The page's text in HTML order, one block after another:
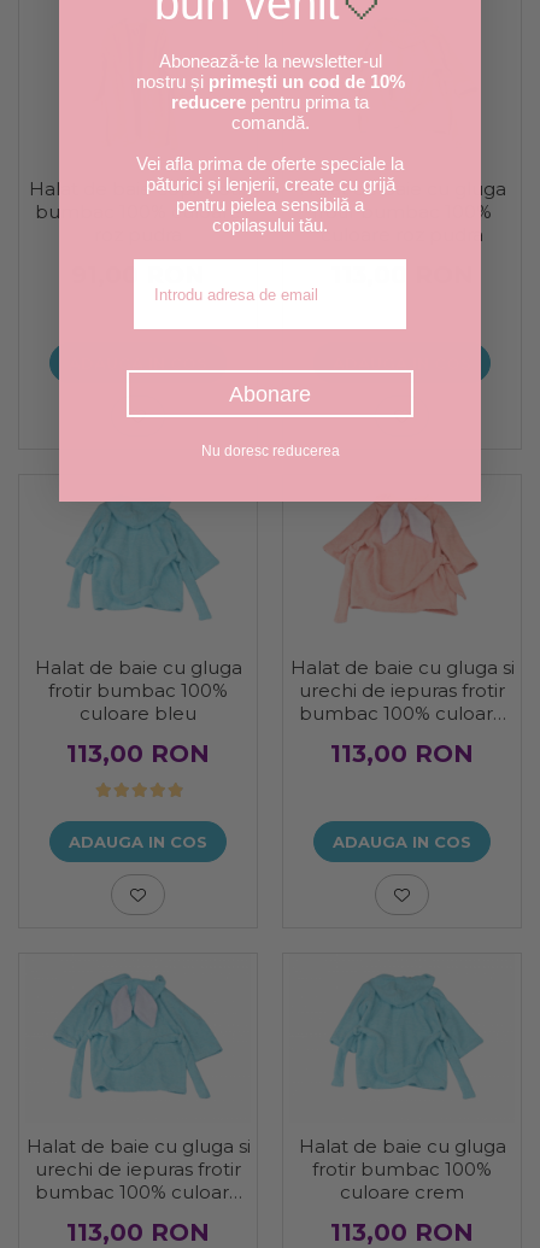
Halat de baie copii frotir
bumbac 100% culoare
Halat de baie cu gluga
frotir bumbac 100%
culoare roz pudra
Halat de baie cu gluga
frotir bumbac 100%
culoare bleu
113,00 RON
ADAUGA IN COS
Halat de baie cu gluga si
urechi de iepuras frotir
bumbac 100% culoare
113,00 RON
ADAUGA IN COS
Halat de baie cu gluga si
urechi de iepuras frotir
bumbac 100% culoare
113,00 RON
Halat de baie cu gluga
frotir bumbac 100%
culoare crem
113,00 RON
Abonează-te la newsletter-ul
nostru și primești un cod de 10%
reducere pentru prima ta
comandă.
Vei afla prima de oferte speciale la
păturici și lenjerii, create cu grijă
pentru pielea sensibilă a
copilașului tău.
Abonare
Nu doresc reducerea